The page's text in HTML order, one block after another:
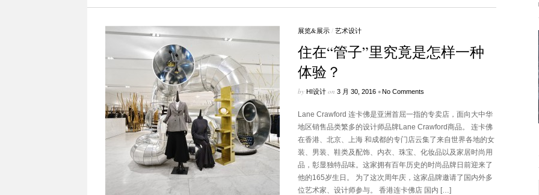
展览&展示/ 艺术设计
住在“管子”里究竟是怎样一种
体验？
by HI设计on 3 月 30, 2016 •No Comments
Lane Crawford 连卡佛是亚洲首屈一指的专卖店，面向大中华
地区销售品类繁多的设计师品牌Lane Crawford商品。 连卡佛
在香港、北京、上海 和成都的专门店云集了来自世界各地的女
装、男装、鞋类及配饰、内衣、珠宝、化妆品以及家居时尚用
品，彰显独特品味。这家拥有百年历史的时尚品牌日前迎来了
他的165岁生日。 为了这次周年庆，这家品牌邀请了国内外多
位艺术家、设计师参与。 香港连卡佛店 国内 […]